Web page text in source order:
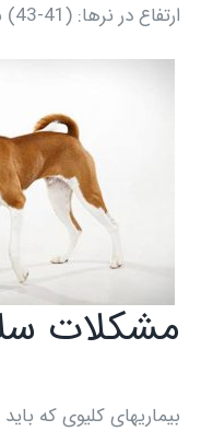
ارتفاع در نرها: (41-43) س.م ، در ماده ها: (38-41) س.م
مشکلات
بیماریهای کلیوی که